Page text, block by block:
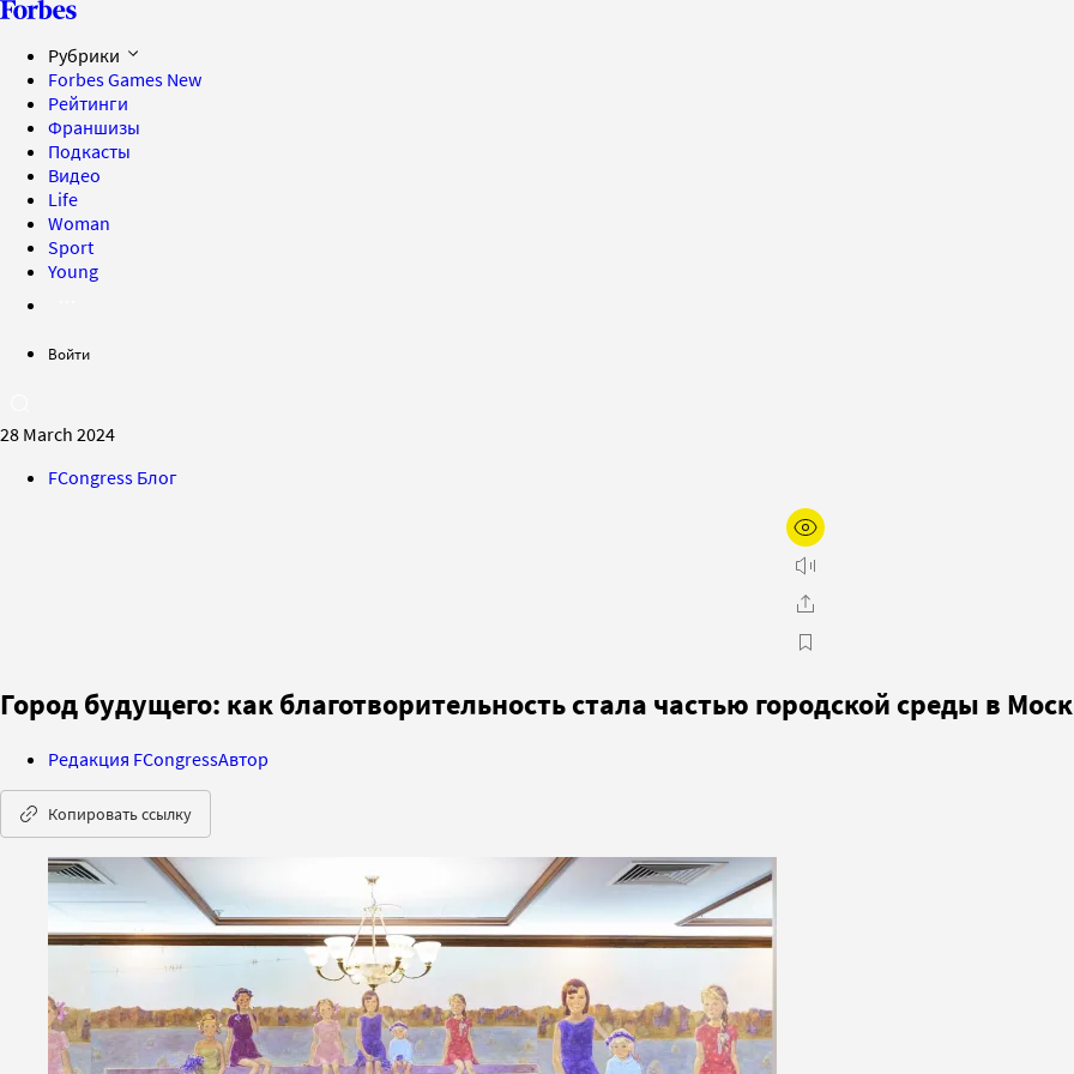
Рубрики
Forbes Games New
Рейтинги
Франшизы
Подкасты
Видео
Life
Woman
Sport
Young
Войти
28 March 2024
FCongress Блог
Город будущего: как благотворительность стала частью городской среды в
Редакция FCongressАвтор
Копировать ссылку